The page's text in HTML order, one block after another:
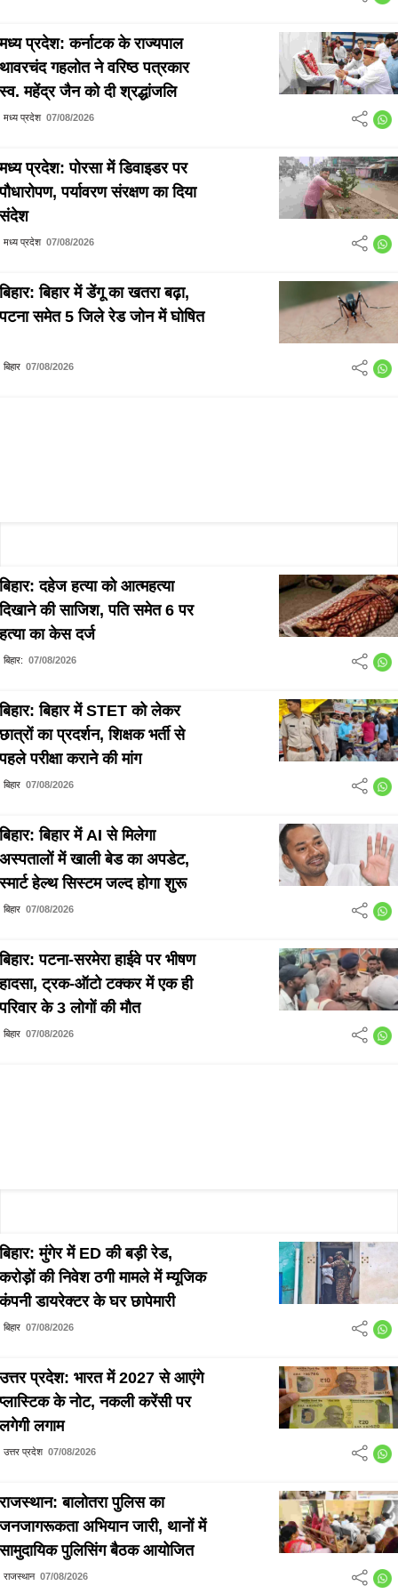
मध्य प्रदेश: कर्नाटक के राज्यपाल
थावरचंद गहलोत ने वरिष्ठ पत्रकार
स्व. महेंद्र जैन को दी श्रद्धांजलि
मध्य प्रदेश 07/08/2026
मध्य प्रदेश: पोरसा में डिवाइडर पर
पौधारोपण, पर्यावरण संरक्षण का दिया
संदेश
मध्य प्रदेश 07/08/2026
बिहार: बिहार में डेंगू का खतरा बढ़ा,
पटना समेत 5 जिले रेड जोन में घोषित
बिहार 07/08/2026
बिहार: दहेज हत्या को आत्महत्या
दिखाने की साजिश, पति समेत 6 पर
हत्या का केस दर्ज
बिहार: 07/08/2026
बिहार: बिहार में STET को लेकर
छात्रों का प्रदर्शन, शिक्षक भर्ती से
पहले परीक्षा कराने की मांग
बिहार 07/08/2026
बिहार: बिहार में AI से मिलेगा
अस्पतालों में खाली बेड का अपडेट,
स्मार्ट हेल्थ सिस्टम जल्द होगा शुरू
बिहार 07/08/2026
बिहार: पटना-सरमेरा हाईवे पर भीषण
हादसा, ट्रक-ऑटो टक्कर में एक ही
परिवार के 3 लोगों की मौत
बिहार 07/08/2026
बिहार: मुंगेर में ED की बड़ी रेड,
करोड़ों की निवेश ठगी मामले में म्यूजिक
कंपनी डायरेक्टर के घर छापेमारी
बिहार 07/08/2026
उत्तर प्रदेश: भारत में 2027 से आएंगे
प्लास्टिक के नोट, नकली करेंसी पर
लगेगी लगाम
उत्तर प्रदेश 07/08/2026
राजस्थान: बालोतरा पुलिस का
जनजागरूकता अभियान जारी, थानों में
सामुदायिक पुलिसिंग बैठक आयोजित
राजस्थान 07/08/2026